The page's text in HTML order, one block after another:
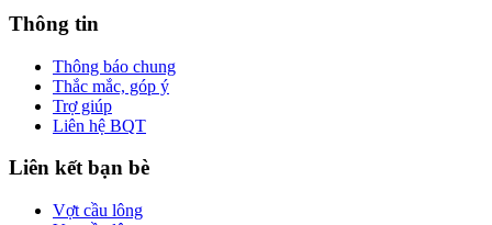
Thông tin
Thông báo chung
Thắc mắc, góp ý
Trợ giúp
Liên hệ BQT
Liên kết bạn bè
Vợt cầu lông